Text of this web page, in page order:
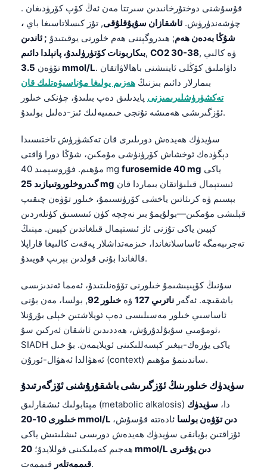
. قۇسۇشنى دوختۇرخانىدىن سىرتتا مەن ئەڭ كۆپ كۆرۈدىغان
چۈشەندۈرۈش. ئاشقازان سۇيۇقلۇقى, تۇز كىسلاتاسىغا باي ،
شۇڭا بەدەن ھەم; ھىدروگېننى ھەم خلورنى يوقىتىدۇ ; ئاندىن
بىكاربونات كۆتۈرۈلىدۇ، پانېلدا دائىم, CO2 30-38, ۋە كالىي
تۆۋەن3.5 mmol/L. داۋاملىق كۆڭلى ئاينىشنى باھالاۋاتقان
بىمارلار دائىم بىزنىڭ ھەزىم يولىغا مۇناسىۋەتلىك قان
تەكشۈرۈشلىرىمىزنى پايدىلىق دەپ بىلىدۇ، چۈنكى خىلور
ئۆزگىرىشى ھەمىشە تۇنجى خىمىيەلىك ئىز-دەلىل بولىدۇ.
سۈيدۈك ھەيدەش دورىلىرى قان تەكشۈرۈش تاختىسىدا
دېگۈدەك ئوخشاش كۆرۈنۈشى مۇمكىن، شۇڭا دورا ۋاقتى
مۇھىم. فۇروسېمىد 40 mg furosemide 40 mg ياكى
گىدروخلوروتىيازىد 25 mg
بېسىم ۋە كرىئاتىن ياخشى كۆرۈنسىمۇ، خىلور تۆۋەن چىقىپ
قېلىشى مۇمكىن—بولۇپمۇ بىر نەچچە كۈن ئىسسىق كۈنلەردىن
كېيىن ياكى تۇزنى ئاز ئىستېمال قىلغاندىن كېيىن. مېنىڭ
تەجرىبەمگە ئاساسلانغاندا، خىزمەتداشلار پەقەت كالىيغا قاراپلا
قالغاندا بۇنى قولدىن بېرىپ قويىدۇ.
سۇنىڭ كۆپىيىشىمۇ خىلورنى تۆۋەنلىتىدۇ، ئەمما ئەندىزىسى
باشقىچە. ئەگەر ناترىي 127 ۋە خىلور 92
, بولسا، مەن بۇنى
ئاساسىي خىلور مەسىلىسى دەپ ئويلاشتىن خېلى بۇرۇنلا
ئومۇمىي سۇيۇلدۇرۇش، ھەددىدىن ئاشقان ئەركىن سۇ،
SIADH ياكى يۈرەك-بېغىر كېسەللىكىنى ئويلايمەن. بۇ خىل
ئەھۋالدا ئەھۋال-ئورۇن (context) ساندىنمۇ مۇھىم.
سۈيدۈك خىلورىنىڭ ئۆزگىرىشى باشقۇرۇشنى ئۆزگەرتىدۇ
مېتابولىك ئىشقارلىق (metabolic alkalosis) دا، سۈيدۈك
خىلورى 10-20 mmol/L دىن تۆۋەن بولسا ئادەتتە قۇسۇش،
ئۇزاقتىن بۇيانقى سۈيدۈك ھەيدەش دورىسى ئىشلىتىش ياكى
ھەجىم كەملىكىنى قوللايدۇ؛ 20 mmol/L دىن يۇقىرى
قىممەتلەرقىممەت.